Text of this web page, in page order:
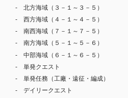
北方海域（３－１～３－５）
西方海域（４－１～４－５）
南西海域（７－１～７－５）
南方海域（５－１～５－６）
中部海域（６－１～６－５）
単発クエスト
単発任務（工廠・遠征・編成）
デイリークエスト